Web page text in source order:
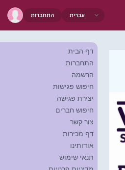
התחברות
דף הבית
התחברות
הרשמה
חיפוש פגישות
יצירת פגישה
חיפוש חברים
צור קשר
דף מכירות
אודותינו
תנאי שימוש